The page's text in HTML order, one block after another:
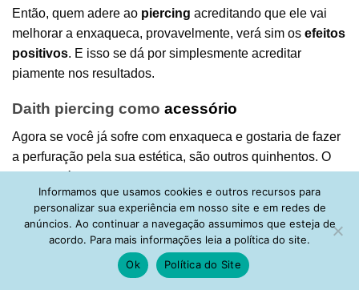
Então, quem adere ao piercing acreditando que ele vai
melhorar a enxaqueca, provavelmente, verá sim os efeitos
positivos. E isso se dá por simplesmente acreditar
piamente nos resultados.
Daith piercing como acessório
Agora se você já sofre com enxaqueca e gostaria de fazer
a perfuração pela sua estética, são outros quinhentos. O
dia podemos dizer que ele se tornou parte doacessórios
essenciais que devemos ter.
Informamos que usamos cookies e outros recursos para
personalizar sua experiência em nosso site e em redes de
anúncios. Ao continuar a navegação assumimos que esteja de
acordo. Para mais informações leia a política do site.
Ok
Política do Site